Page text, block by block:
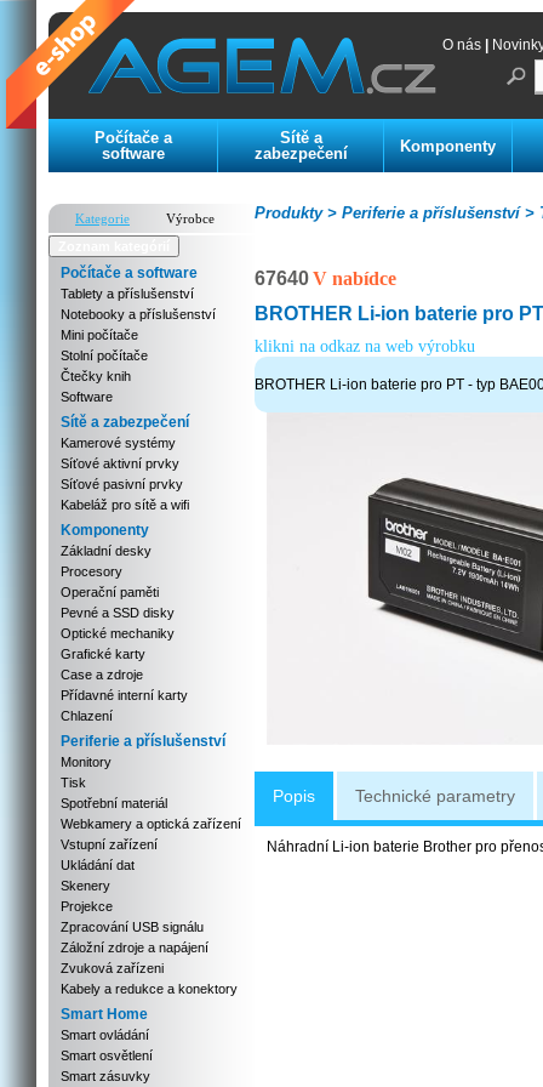
O nás
Počítače a
software
Sítě a
zabezpečení
Komponenty
Kategorie
Výrobce
Počítače a software
Tablety a příslušenství
Notebooky a příslušenství
Mini počítače
Stolní počítače
Čtečky knih
Software
Sítě a zabezpečení
Kamerové systémy
Síťové aktivní prvky
Síťové pasivní prvky
Kabeláž pro sítě a wifi
Komponenty
Základní desky
Procesory
Operační paměti
Pevné a SSD disky
Optické mechaniky
Grafické karty
Case a zdroje
Přídavné interní karty
Chlazení
Periferie a příslušenství
Monitory
Tisk
Spotřební materiál
Webkamery a optická zařízení
Vstupní zařízení
Ukládání dat
Skenery
Projekce
Zpracování USB signálu
Záložní zdroje a napájení
Zvuková zařízeni
Kabely a redukce a konektory
Smart Home
Smart ovládání
Smart osvětlení
Smart zásuvky
Periferie a příslušenství >
Produkty >
67640V nabídce
BROTHER Li-ion baterie pro
klikni na odkaz na web výrobku
BROTHER Li-ion baterie pro PT - typ
Popis Technické parametry
Náhradní Li-ion baterie Brother pro